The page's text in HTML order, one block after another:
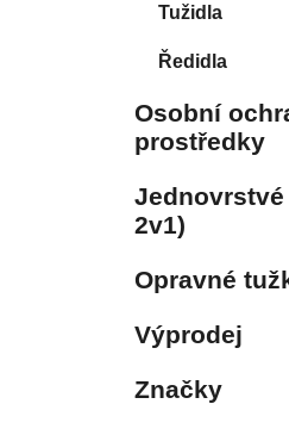
Tužidla
Ředidla
Osobní
prostředky
2v1)
Opravné
Výprodej
Značky